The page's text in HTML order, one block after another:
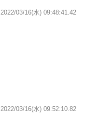
2022/03/16(水) 09:48:41.42
2022/03/16(水) 09:52:10.82